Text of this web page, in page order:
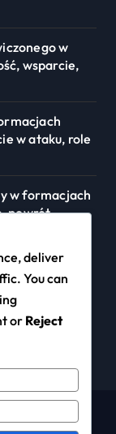
w
wsparcie,
w ataku, role
w formacjach
powrót
by
deliver
You can
orReject